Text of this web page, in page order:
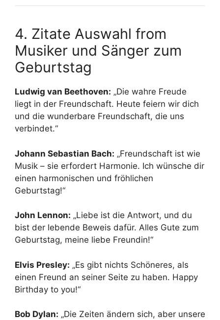
4. Zitate Auswahl from
Musiker und Sänger zum
Geburtstag
Ludwig van Beethoven: „Die wahre Freude
liegt in der Freundschaft. Heute feiern wir dich
und die wunderbare Freundschaft, die uns
verbindet.“
Johann Sebastian Bach: „Freundschaft ist wie
Musik – sie erfordert Harmonie. Ich wünsche dir
einen harmonischen und fröhlichen
Geburtstag!“
John Lennon: „Liebe ist die Antwort, und du
bist der lebende Beweis dafür. Alles Gute zum
Geburtstag, meine liebe Freundin!“
Elvis Presley: „Es gibt nichts Schöneres, als
einen Freund an seiner Seite zu haben. Happy
Birthday to you!“
Bob Dylan: „Die Zeiten ändern sich, aber unsere